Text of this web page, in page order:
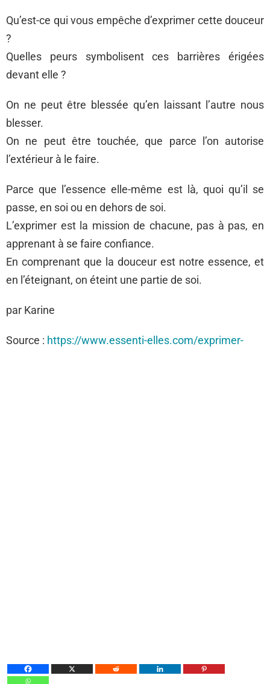
Qu’est-ce qui vous empêche d’exprimer cette douceur
?
Quelles peurs symbolisent ces barrières érigées
devant elle ?
On ne peut être blessée qu’en laissant l’autre nous
blesser.
On ne peut être touchée, que parce l’on autorise
l’extérieur à le faire.
Parce que l’essence elle-même est là, quoi qu’il se
passe, en soi ou en dehors de soi.
L’exprimer est la mission de chacune, pas à pas, en
apprenant à se faire confiance.
En comprenant que la douceur est notre essence, et
en l’éteignant, on éteint une partie de soi.
par Karine
Source : https://www.essenti-elles.com/exprimer-